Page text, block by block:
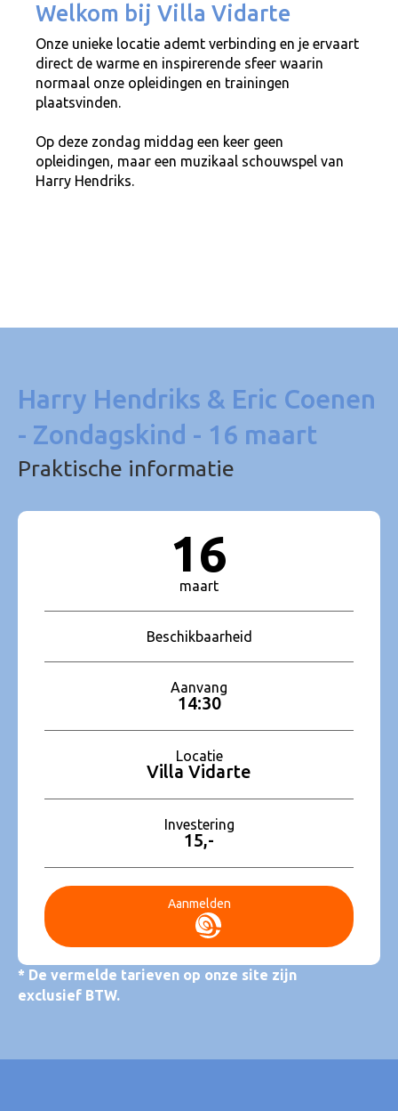
Welkom bij Villa Vidarte
Onze unieke locatie ademt verbinding en je ervaart
direct de warme en inspirerende sfeer waarin
normaal onze opleidingen en trainingen
plaatsvinden.
Op deze zondag middag een keer geen
opleidingen, maar een muzikaal schouwspel van
Harry Hendriks.
Harry Hendriks & Eric Coenen
- Zondagskind - 16 maart
Praktische informatie
16
maart
Beschikbaarheid
Aanvang
14:30
Locatie
Villa Vidarte
Investering
15,-
Aanmelden
* De vermelde tarieven op onze site zijn
exclusief BTW.